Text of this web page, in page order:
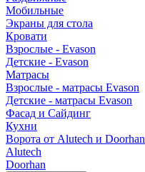
Мобильные
Экраны для стола
Кровати
Взрослые - Evason
Детские - Evason
Матрасы
Взрослые - матрасы Evason
Детские - матрасы Evason
Фасад и Сайдинг
Кухни
Ворота от Alutech и Doorhan
Alutech
Doorhan